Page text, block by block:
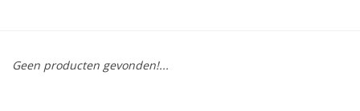
Geen producten gevonden!...